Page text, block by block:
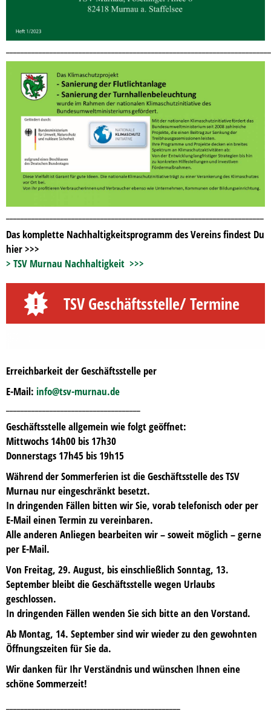
Das komplette Nachhaltigkeitsprogramm des Vereins findest Du
hier >>>
> TSV Murnau Nachhaltigkeit >>>
TSV Geschäftsstelle/ Termine
Erreichbarkeit der Geschäftsstelle per
E-Mail: info@tsv-murnau.de
Geschäftsstelle allgemein wie folgt geöffnet:
Mittwochs 14h00 bis 17h30
Donnerstags 17h45 bis 19h15
Während der Sommerferien ist die Geschäftsstelle des TSV
Murnau nur eingeschränkt besetzt.
In dringenden Fällen bitten wir Sie, vorab telefonisch oder per
E-Mail einen Termin zu vereinbaren.
Alle anderen Anliegen bearbeiten wir – soweit möglich – gerne
per E-Mail.
Von Freitag, 29. August, bis einschließlich Sonntag, 13.
September bleibt die Geschäftsstelle wegen Urlaubs
geschlossen.
In dringenden Fällen wenden Sie sich bitte an den Vorstand.
Ab Montag, 14. Septembersind wir wieder zu den gewohnten
Öffnungszeiten für Sie da.
Wir danken für Ihr Verständnis und wünschen Ihnen eine
schöne Sommerzeit!